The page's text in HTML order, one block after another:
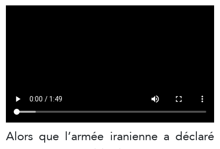
Alors que l’armée iranienne a déclaré